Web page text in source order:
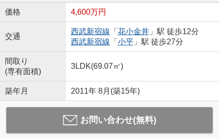
価格 4,600万円
交通
西武新宿線 「 花小金井」駅 徒歩12分
西武新宿線 「 小平」駅 徒歩27分
間取り
(専有面積)
3LDK(69.07㎡)
築年月 2011年 8月(築15年)
お問い合わせ(無料)